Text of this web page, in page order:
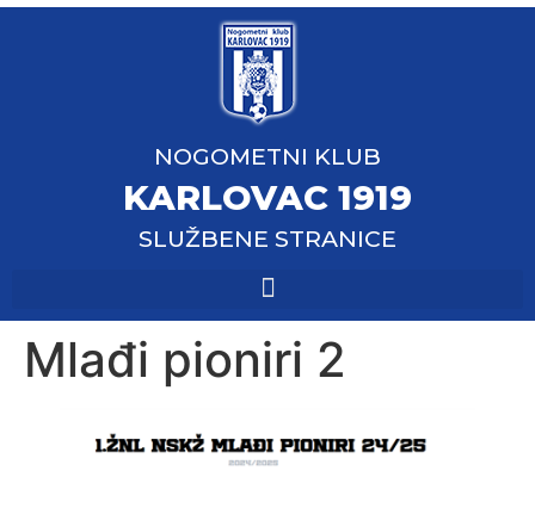
NOGOMETNI KLUB
KARLOVAC 1919
SLUŽBENE STRANICE
Mlađi pioniri 2